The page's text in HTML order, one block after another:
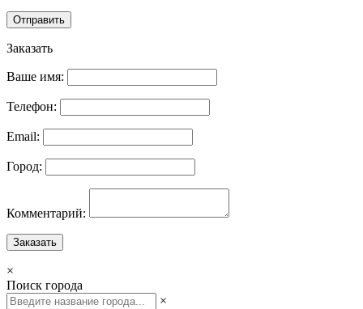
Отправить
Заказать
Ваше имя:
Телефон:
Email:
Город:
Комментарий:
Заказать
×
Поиск города
×